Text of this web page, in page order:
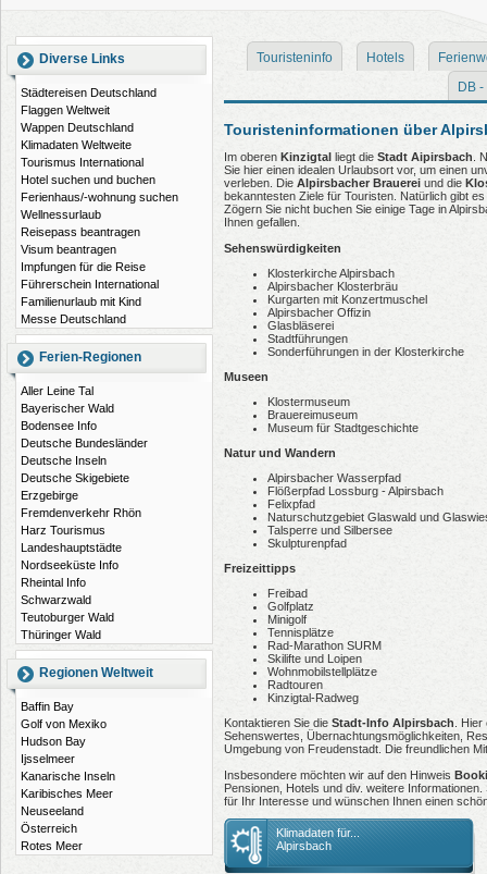
Diverse Links
Städtereisen Deutschland
Flaggen Weltweit
Wappen Deutschland
Klimadaten Weltweite
Tourismus International
Hotel suchen und buchen
Ferienhaus/-wohnung suchen
Wellnessurlaub
Reisepass beantragen
Visum beantragen
Impfungen für die Reise
Führerschein International
Familienurlaub mit Kind
Messe Deutschland
Ferien-Regionen
Aller Leine Tal
Bayerischer Wald
Bodensee Info
Deutsche Bundesländer
Deutsche Inseln
Deutsche Skigebiete
Erzgebirge
Fremdenverkehr Rhön
Harz Tourismus
Landeshauptstädte
Nordseeküste Info
Rheintal Info
Schwarzwald
Teutoburger Wald
Thüringer Wald
Regionen Weltweit
Baffin Bay
Golf von Mexiko
Hudson Bay
Ijsselmeer
Kanarische Inseln
Karibisches Meer
Neuseeland
Österreich
Rotes Meer
Touristeninfo Hotels
DB
Touristeninformationen über
Im oberen Kinzigtal liegt die Stadt Aipirsbach .
Sie hier einen idealen Urlaubsort vor, um einen
verleben. Die Alpirsbacher Brauerei und die
bekanntesten Ziele für Touristen. Natürlich gibt
Zögern Sie nicht buchen Sie einige Tage in
Ihnen gefallen.
Sehenswürdigkeiten
Klosterkirche Alpirsbach
Alpirsbacher Klosterbräu
Kurgarten mit Konzertmuschel
Alpirsbacher Offizin
Glasbläserei
Stadtführungen
Sonderführungen in der Klosterkirche
Museen
Klostermuseum
Brauereimuseum
Museum für Stadtgeschichte
Natur und Wandern
Alpirsbacher Wasserpfad
Flößerpfad Lossburg - Alpirsbach
Felixpfad
Naturschutzgebiet Glaswald und
Talsperre und Silbersee
Skulpturenpfad
Freizeittipps
Freibad
Golfplatz
Minigolf
Tennisplätze
Rad-Marathon SURM
Skilifte und Loipen
Wohnmobilstellplätze
Radtouren
Kinzigtal-Radweg
Kontaktieren Sie die Stadt-Info Alpirsbach .
Sehenswertes, Übernachtungsmöglichkeiten,
Umgebung von Freudenstadt. Die freundlichen
Insbesondere möchten wir auf den Hinweis
Pensionen, Hotels und div. weitere
für Ihr Interesse und wünschen Ihnen einen
Klimadaten für...
Alpirsbach